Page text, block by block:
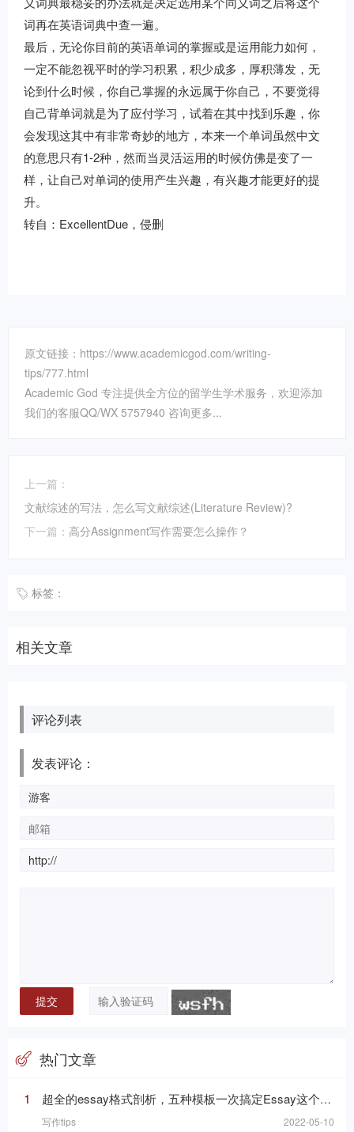
词再在英语词典中查一遍。
最后，无论你目前的英语单词的掌握或是运用能力如何，
一定不能忽视平时的学习积累，积少成多，厚积薄发，无
论到什么时候，你自己掌握的永远属于你自己，不要觉得
自己背单词就是为了应付学习，试着在其中找到乐趣，你
会发现这其中有非常奇妙的地方，本来一个单词虽然中文
的意思只有1-2种，然而当灵活运用的时候仿佛是变了一
样，让自己对单词的使用产生兴趣，有兴趣才能更好的提
升。
转自： ExcellentDue ，侵删
原文链接：https://www.academicgod.com/writing-
tips/777.html
Academic God 专注提供全方位的留学生学术服务，欢迎添加
我们的客服QQ/WX 5757940 咨询更多...
上一篇：
文献综述的写法，怎么写文献综述(Literature Review)?
下一篇： 高分Assignment写作需要怎么操作？
标签：
相关文章
评论列表
发表评论：
热门文章
1 超全的essay格式剖析，五种模板一次搞定Essay这个“八股文”
写作tips 2022-05-10